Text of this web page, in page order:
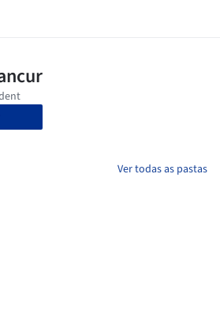
Ver todas as pastas